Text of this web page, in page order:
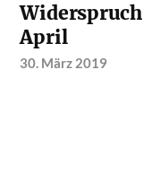
Widerspruch
April
30. März 2019